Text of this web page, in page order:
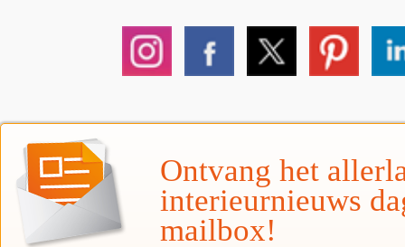
Ontvang het
interieurnieuws
mailbox!